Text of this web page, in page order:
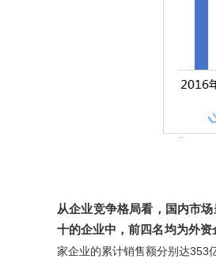
从企业竞争格局看，国内市场
十的企业中，前四名均为外资
家企业的累计销售额分别达353